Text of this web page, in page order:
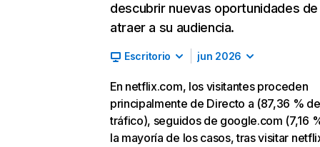
descubrir nuevas oportunidades de
atraer a su audiencia.
Escritorio jun 2026
En netflix.com, los visitantes proceden
principalmente de Directo a (87,36 % de
tráfico), seguidos de google.com (7,16
la mayoría de los casos, tras visitar